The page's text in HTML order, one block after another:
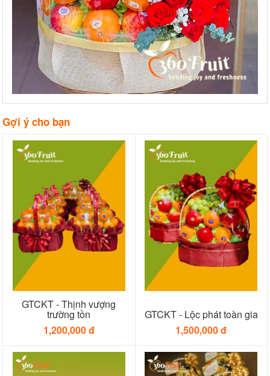
Gợi ý cho bạn
GTCKT - Thịnh vượng
trường tồn
1,200,000 đ
GTCKT - Lộc phát toàn gia
1,500,000 đ